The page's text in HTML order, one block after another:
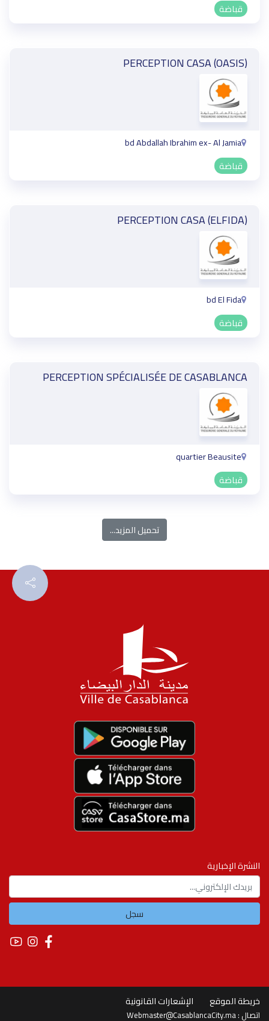
قباضة
PERCEPTION CASA (OASIS)
bd Abdallah Ibrahim ex- Al Jamia
قباضة
PERCEPTION CASA (ELFIDA)
bd El Fida
قباضة
PERCEPTION SPÉCIALISÉE DE CASABLANCA
quartier Beausite
قباضة
تحميل المزيد...
النشرة الإخبارية
سجل
خريطة الموقع الإشعارات القانونية
اتصال :Webmaster@CasablancaCity.ma